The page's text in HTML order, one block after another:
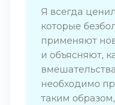
Я всегда
которые
применяют
и объясняют,
необходимо
таким